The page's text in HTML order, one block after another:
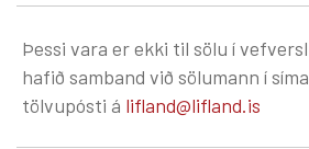
Þessi vara er ekki til sölu í
hafið samband við sölumann í
tölvupósti á lifland@lifland.is